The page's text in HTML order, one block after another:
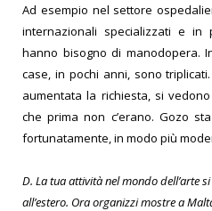
Ad esempio nel settore
internazionali specializzati e
hanno bisogno di manodopera.
case, in pochi anni, sono
aumentata la richiesta, si
che prima non c’erano. Gozo
fortunatamente, in modo più
D. La tua attività nel mondo dell’arte
all’estero. Ora organizzi mostre a